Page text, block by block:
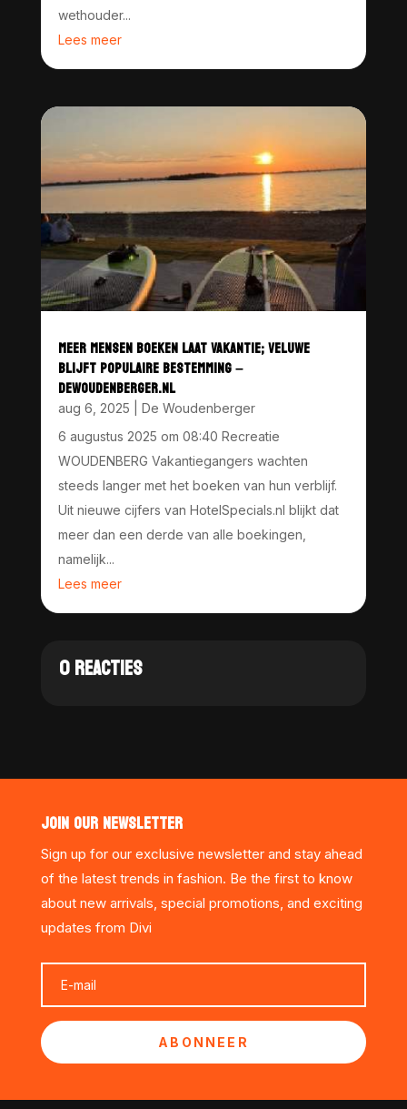
wethouder...
Lees meer
MEER MENSEN BOEKEN LAAT VAKANTIE; VELUWE
BLIJFT POPULAIRE BESTEMMING –
DEWOUDENBERGER.NL
aug 6, 2025
De Woudenberger
6 augustus 2025 om 08:40 Recreatie
WOUDENBERG Vakantiegangers wachten
steeds langer met het boeken van hun verblijf.
Uit nieuwe cijfers van HotelSpecials.nl blijkt dat
meer dan een derde van alle boekingen,
namelijk...
Lees meer
0 REACTIES
JOIN OUR NEWSLETTER
Sign up for our exclusive newsletter and stay ahead
of the latest trends in fashion. Be the first to know
about new arrivals, special promotions, and exciting
updates from Divi
ABONNEER